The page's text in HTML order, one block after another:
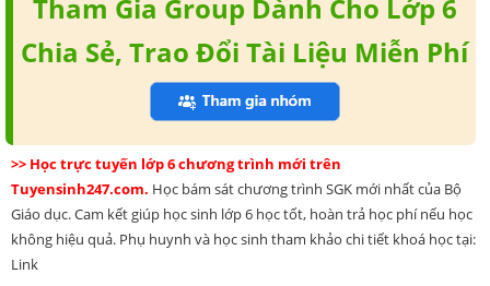
Tham Gia Group Dành Cho Lớp 6
Chia Sẻ, Trao Đổi Tài Liệu Miễn Phí
>> Học trực tuyến lớp 6 chương trình mới trên
Tuyensinh247.com. Học bám sát chương trình SGK mới nhất của Bộ
Giáo dục. Cam kết giúp học sinh lớp 6 học tốt, hoàn trả học phí nếu học
không hiệu quả. Phụ huynh và học sinh tham khảo chi tiết khoá học tại:
Link